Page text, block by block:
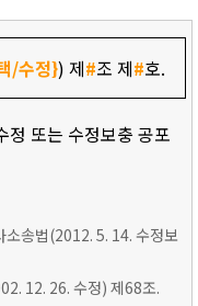
/수정}) 제#조 제#호.
정 또는 수정보충 공포
소송법(2012. 5. 14. 수정보
12. 26. 수정) 제68조.